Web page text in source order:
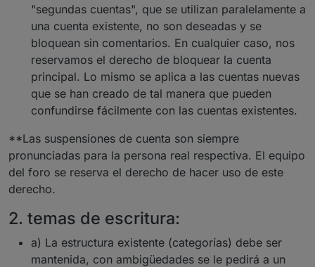
"segundas cuentas", que se utilizan paralelamente a
una cuenta existente, no son deseadas y se
bloquean sin comentarios. En cualquier caso, nos
reservamos el derecho de bloquear la cuenta
principal. Lo mismo se aplica a las cuentas nuevas
que se han creado de tal manera que pueden
confundirse fácilmente con las cuentas existentes.
**Las suspensiones de cuenta son siempre
pronunciadas para la persona real respectiva. El equipo
del foro se reserva el derecho de hacer uso de este
derecho.
2. temas de escritura:
a) La estructura existente (categorías) debe ser
mantenida, con ambigüedades se le pedirá a un